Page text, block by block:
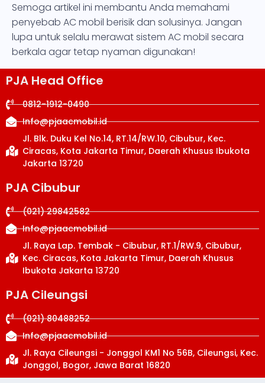
Semoga artikel ini membantu Anda memahami
penyebab AC mobil berisik dan solusinya. Jangan
lupa untuk selalu merawat sistem AC mobil secara
berkala agar tetap nyaman digunakan!
PJA Head Office
0812-1912-0490
Info@pjaacmobil.id
Jl. Blk. Duku Kel No.14, RT.14/RW.10, Cibubur, Kec.
Ciracas, Kota Jakarta Timur, Daerah Khusus Ibukota
Jakarta 13720
PJA Cibubur
(021) 29842582
Info@pjaacmobil.id
Jl. Raya Lap. Tembak - Cibubur, RT.1/RW.9, Cibubur,
Kec. Ciracas, Kota Jakarta Timur, Daerah Khusus
Ibukota Jakarta 13720
PJA Cileungsi
(021) 80488252
Info@pjaacmobil.id
Jl. Raya Cileungsi - Jonggol KM1 No 56B, Cileungsi, Kec.
Jonggol, Bogor, Jawa Barat 16820